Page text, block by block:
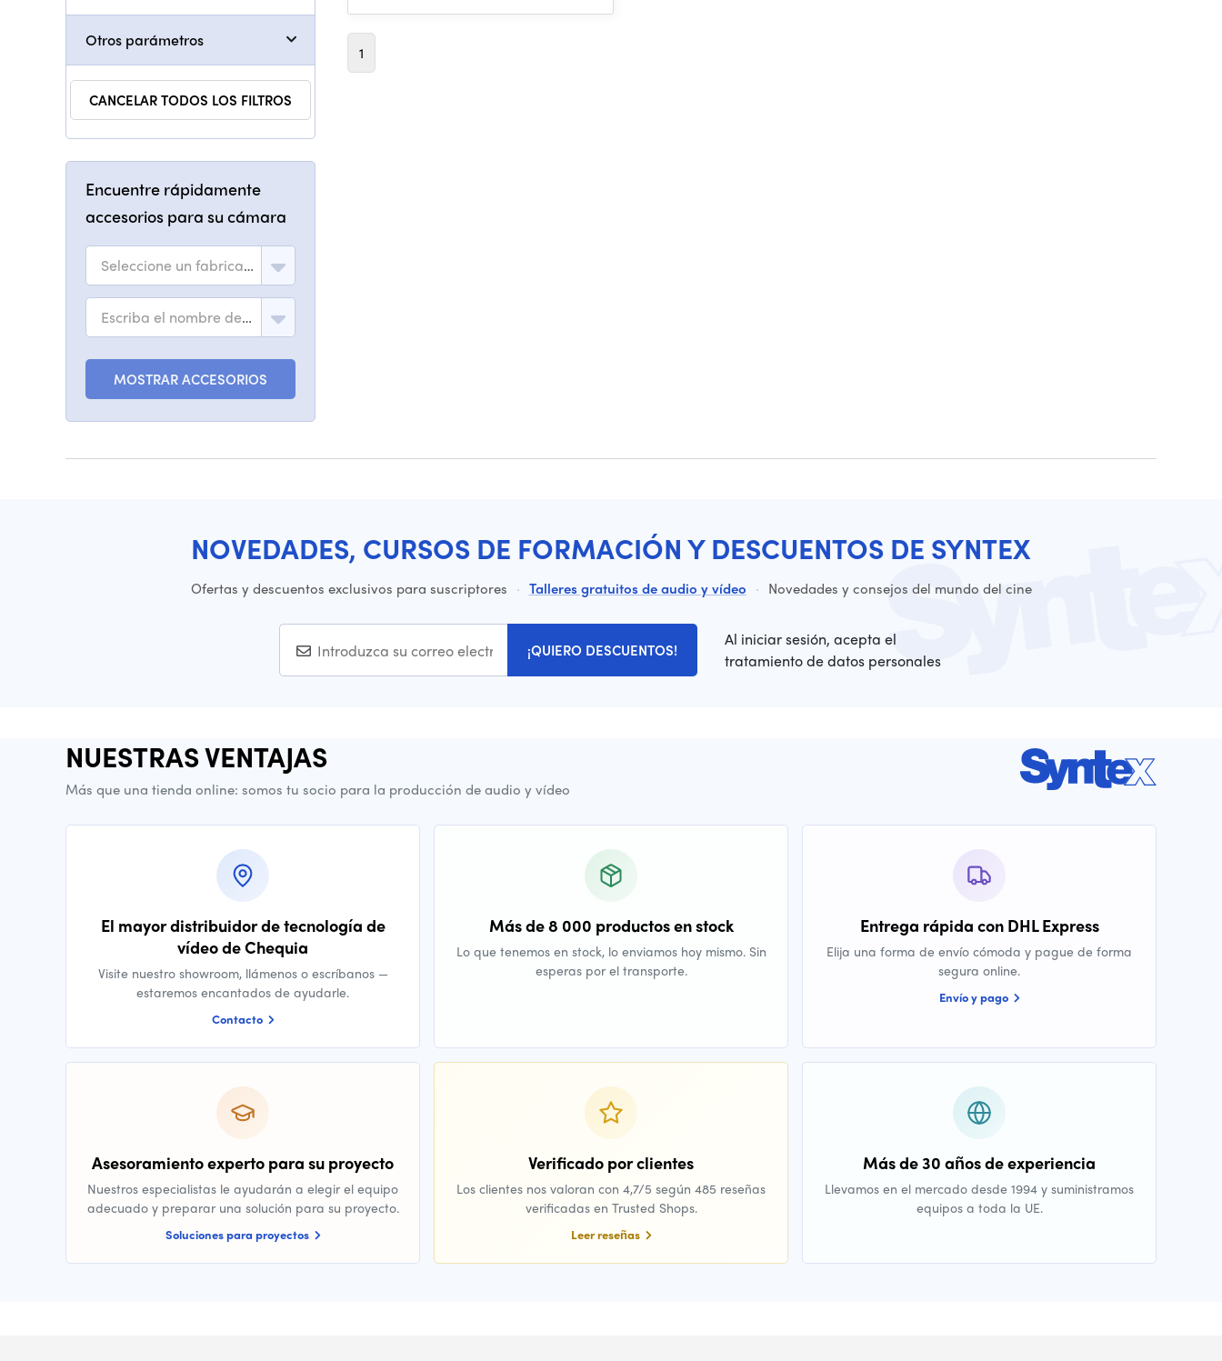
Otros parámetros
CANCELAR TODOS LOS FILTROS
Encuentre rápidamente
accesorios para su cámara
Seleccione un fabricante
Escriba el nombre del modelo
MOSTRAR ACCESORIOS
1
NOVEDADES, CURSOS DE FORMACIÓN Y DESCUENTOS DE SYNTEX
Ofertas y descuentos exclusivos para suscriptores · Talleres gratuitos de audio y vídeo · Novedades y consejos del mundo del cine
¡QUIERO DESCUENTOS!
Al iniciar sesión, acepta el
tratamiento de datos personales
NUESTRAS VENTAJAS
Más que una tienda online: somos tu socio para la producción de audio y vídeo
El mayor distribuidor de tecnología de
vídeo de Chequia
Visite nuestro showroom, llámenos o escríbanos —
estaremos encantados de ayudarle.
Contacto
Más de 8 000 productos en stock
Lo que tenemos en stock, lo enviamos hoy mismo. Sin
esperas por el transporte.
Entrega rápida con DHL Express
Elija una forma de envío cómoda y pague de forma
segura online.
Envío y pago
Asesoramiento experto para su proyecto
Nuestros especialistas le ayudarán a elegir el equipo
adecuado y preparar una solución para su proyecto.
Soluciones para proyectos
Verificado por clientes
Los clientes nos valoran con 4,7/5 según 485 reseñas
verificadas en Trusted Shops.
Leer reseñas
Más de 30 años de experiencia
Llevamos en el mercado desde 1994 y suministramos
equipos a toda la UE.